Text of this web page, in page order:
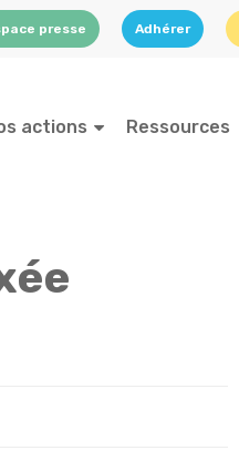
presse Adhérer
actions Ressources